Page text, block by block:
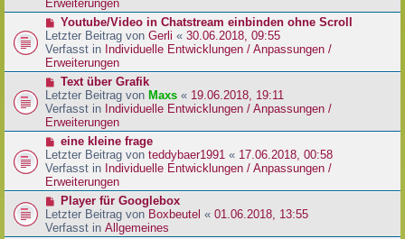
t
a
g
r
B
e
i
t
a
g
Erweiterungen
N
e
u
e
r
B
e
i
t
a
g
Youtube/Video in Chatstream einbinden ohne Scroll
Letzter Beitrag von Gerli « 30.06.2018, 09:55
Verfasst in Individuelle Entwicklungen / Anpassungen /
Erweiterungen
N
e
u
e
r
B
e
i
t
a
g
Text über Grafik
Letzter Beitrag von Maxs « 19.06.2018, 19:11
Verfasst in Individuelle Entwicklungen / Anpassungen /
Erweiterungen
N
e
u
e
r
B
e
i
eine kleine frage
Letzter Beitrag von teddybaer1991 « 17.06.2018, 00:58
Verfasst in Individuelle Entwicklungen / Anpassungen /
Erweiterungen
N
e
u
Player für Googlebox
Letzter Beitrag von Boxbeutel « 01.06.2018, 13:55
Verfasst in Allgemeines